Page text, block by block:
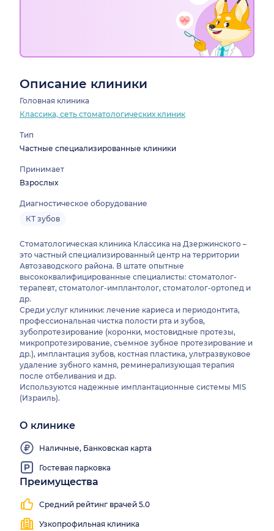
Описание клиники
Головная клиника
Классика, сеть стоматологических клиник
Тип
Частные специализированные клиники
Принимает
Взрослых
Диагностическое оборудование
КТ зубов
Стоматологическая клиника Классика на Дзержинского –
это частный специализированный центр на территории
Автозаводского района. В штате опытные
высококвалифицированные специалисты: стоматолог-
терапевт, стоматолог-имплантолог, стоматолог-ортопед и
др.
Среди услуг клиники: лечение кариеса и периодонтита,
профессиональная чистка полости рта и зубов,
зубопротезирование (коронки, мостовидные протезы,
микропротезирование, съемное зубное протезирование и
др.), имплантация зубов, костная пластика, ультразвуковое
удаление зубного камня, реминерализующая терапия
после отбеливания и др.
Используются надежные имплантационные системы MIS
(Израиль).
О клинике
Наличные, Банковская карта
Гостевая парковка
Преимущества
Средний рейтинг врачей 5.0
Узкопрофильная клиника